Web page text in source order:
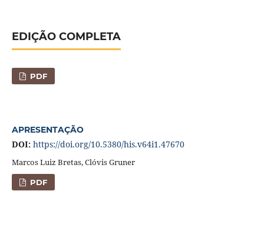
EDIÇÃO COMPLETA
PDF
APRESENTAÇÃO
DOI: https://doi.org/10.5380/his.v64i1.47670
Marcos Luiz Bretas, Clóvis Gruner
PDF